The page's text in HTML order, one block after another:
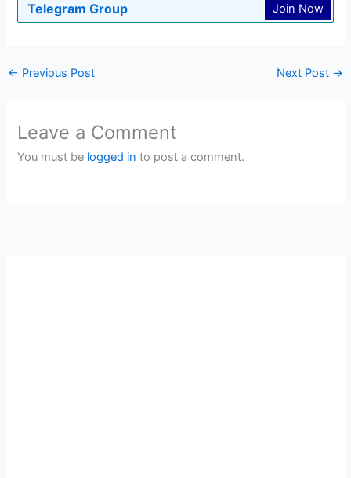
Telegram Group Join Now
← Previous Post Next Post →
Leave a Comment
You must be logged in to post a comment.